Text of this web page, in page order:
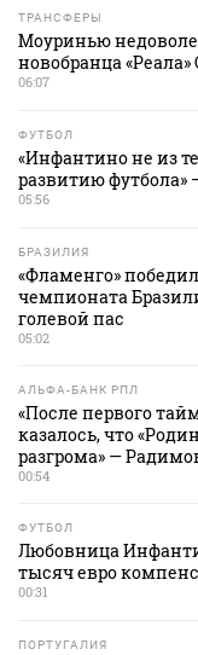
ТРАНСФЕРЫ
Моуринью
новобранца
06:07
ФУТБОЛ
«Инфантино не из
развитию футбола»
05:56
БРАЗИЛИЯ
«Фламенго»
чемпионата
голевой пас
05:02
АЛЬФА-БАНК РПЛ
«После первого
казалось, что
разгрома» —
00:54
ФУТБОЛ
Любовница
тысяч евро
00:31
ПОРТУГАЛИЯ